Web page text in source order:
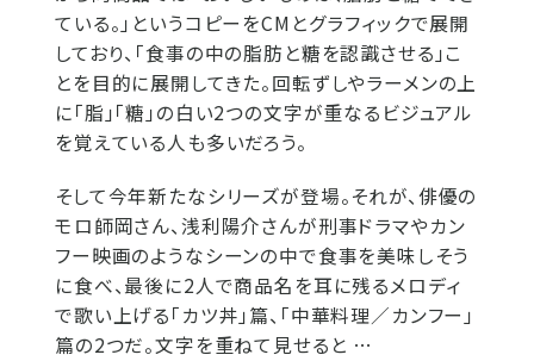
ている。」というコピーをCMとグラフィックで展開
しており、「食事の中の脂肪と糖を認識させる」こ
とを目的に展開してきた。回転ずしやラーメンの上
に「脂」「糖」の白い2つの文字が重なるビジュアル
を覚えている人も多いだろう。
そして今年新たなシリーズが登場。それが、俳優の
モロ師岡さん、浅利陽介さんが刑事ドラマやカン
フー映画のようなシーンの中で食事を美味しそう
に食べ、最後に2人で商品名を耳に残るメロディ
で歌い上げる「カツ丼」篇、「中華料理／カンフー」
篇の2つだ。文字を重ねて見せると …